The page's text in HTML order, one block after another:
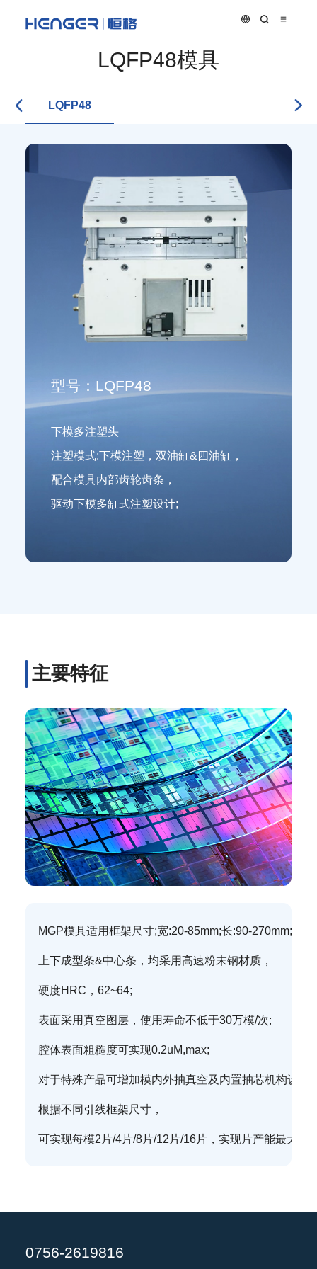
LQFP48模具
LQFP48
型号：LQFP48
下模多注塑头
注塑模式:下模注塑，双油缸&四油缸，
配合模具内部齿轮齿条，
驱动下模多缸式注塑设计;
主要特征
MGP模具适用框架尺寸;宽:20-85mm;长:90-270mm;
上下成型条&中心条，均采用高速粉末钢材质，
硬度HRC，62~64;
表面采用真空图层，使用寿命不低于30万模/次;
腔体表面粗糙度可实现0.2uM,max;
对于特殊产品可增加模内外抽真空及内置抽芯机构设计;
根据不同引线框架尺寸，
可实现每模2片/4片/8片/12片/16片，实现片产能最大化
0756-2619816